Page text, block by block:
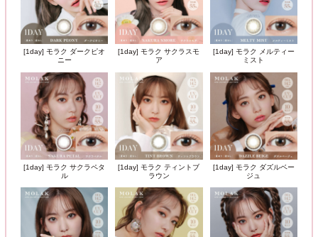
[1day] モラク ダークピオ
ニー
[1day] モラク サクラスモ
ア
[1day] モラク メルティー
ミスト
[1day] モラク サクラペタ
ル
[1day] モラク ティントブ
ラウン
[1day] モラク ダズルベー
ジュ